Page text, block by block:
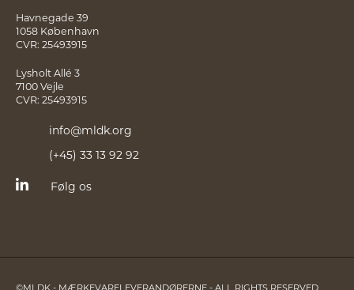
Havnegade 39
1058 København
CVR: 25493915
Lysholt Allé 3
7100 Vejle
CVR: 25493915
info@mldk.org
(+45) 33 13 92 92
Følg os
©MLDK - MÆRKEVARELEVERANDØRERNE - ALL RIGHTS RESERVED